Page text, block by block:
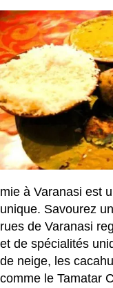
mie à Varanasi est
unique. Savourez
rues de Varanasi
et de spécialités
de neige, les
comme le Tamatar